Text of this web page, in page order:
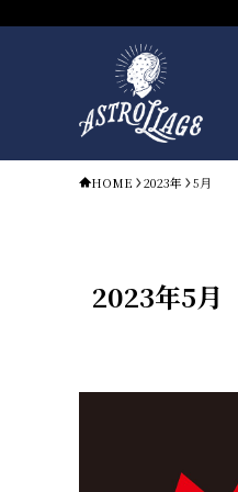
HOME 2023年 5月
2023年5月